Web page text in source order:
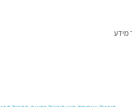
מידע